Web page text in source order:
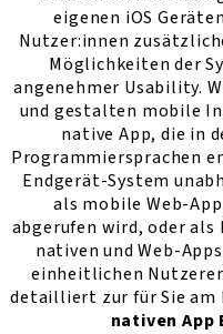
eigenen iOS
Nutzer:innen
Möglichkeiten der
angenehmer Usability.
und gestalten mobile
native App, die in
Programmiersprachen
Endgerät-System
als mobile Web-
abgerufen wird, oder als
nativen und Web-
einheitlichen
detailliert zur für Sie am
nativen App